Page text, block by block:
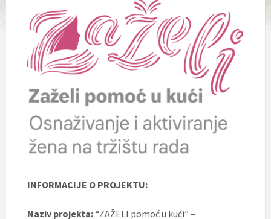
INFORMACIJE O PROJEKTU:
Naziv projekta:“ZAŽELI pomoć u kući” –